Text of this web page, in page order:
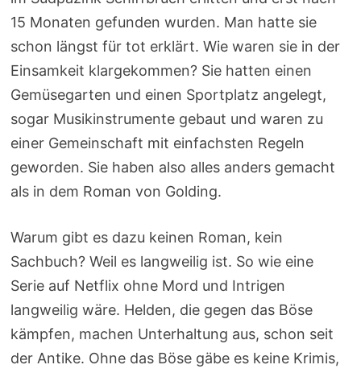
15 Monaten gefunden wurden. Man hatte sie
schon längst für tot erklärt. Wie waren sie in der
Einsamkeit klargekommen? Sie hatten einen
Gemüsegarten und einen Sportplatz angelegt,
sogar Musikinstrumente gebaut und waren zu
einer Gemeinschaft mit einfachsten Regeln
geworden. Sie haben also alles anders gemacht
als in dem Roman von Golding.
Warum gibt es dazu keinen Roman, kein
Sachbuch? Weil es langweilig ist. So wie eine
Serie auf Netflix ohne Mord und Intrigen
langweilig wäre. Helden, die gegen das Böse
kämpfen, machen Unterhaltung aus, schon seit
der Antike. Ohne das Böse gäbe es keine Krimis,